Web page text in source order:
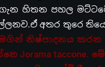
හිතන පහල
අතර තුරෙ
නිෂ්පාදනය කරන
taccone.